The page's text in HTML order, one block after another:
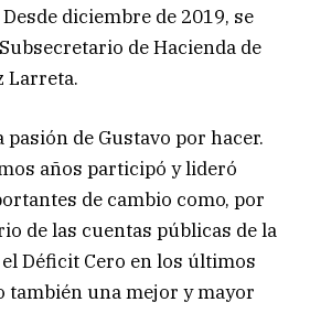
diciembre de 2019, se
de Hacienda de
Larreta.
pasión de Gustavo por hacer.
años participó y lideró
de cambio como, por
de las cuentas públicas de la
Déficit Cero en los últimos
también una mejor y mayor